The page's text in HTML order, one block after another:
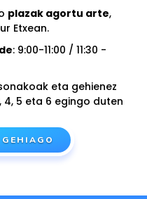
plazak agortu arte,
Etxean.
: 9:00-11:00 / 11:30 -
eta gehienez
4, 5 eta 6 egingo duten